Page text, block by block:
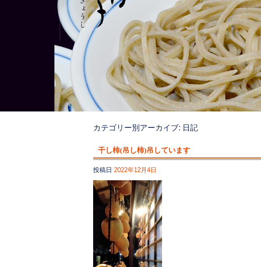
カテゴリー別アーカイブ: 日記
干し柿(吊し柿)吊しています
投稿日 2022年12月4日